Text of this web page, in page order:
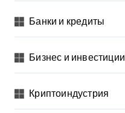
Банки и кредиты
Бизнес и инвестиции
Криптоиндустрия